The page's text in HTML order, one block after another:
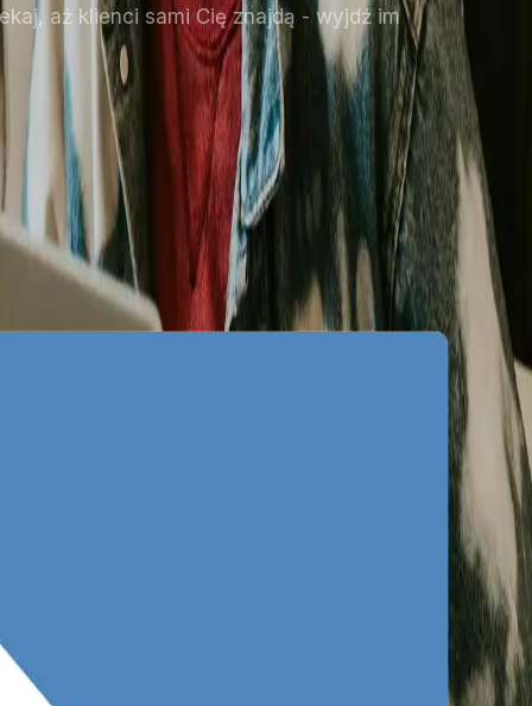
aż klienci sami Cię znajdą - wyjdź im
targetowaniu. Dominującymi
luksusowe usługi